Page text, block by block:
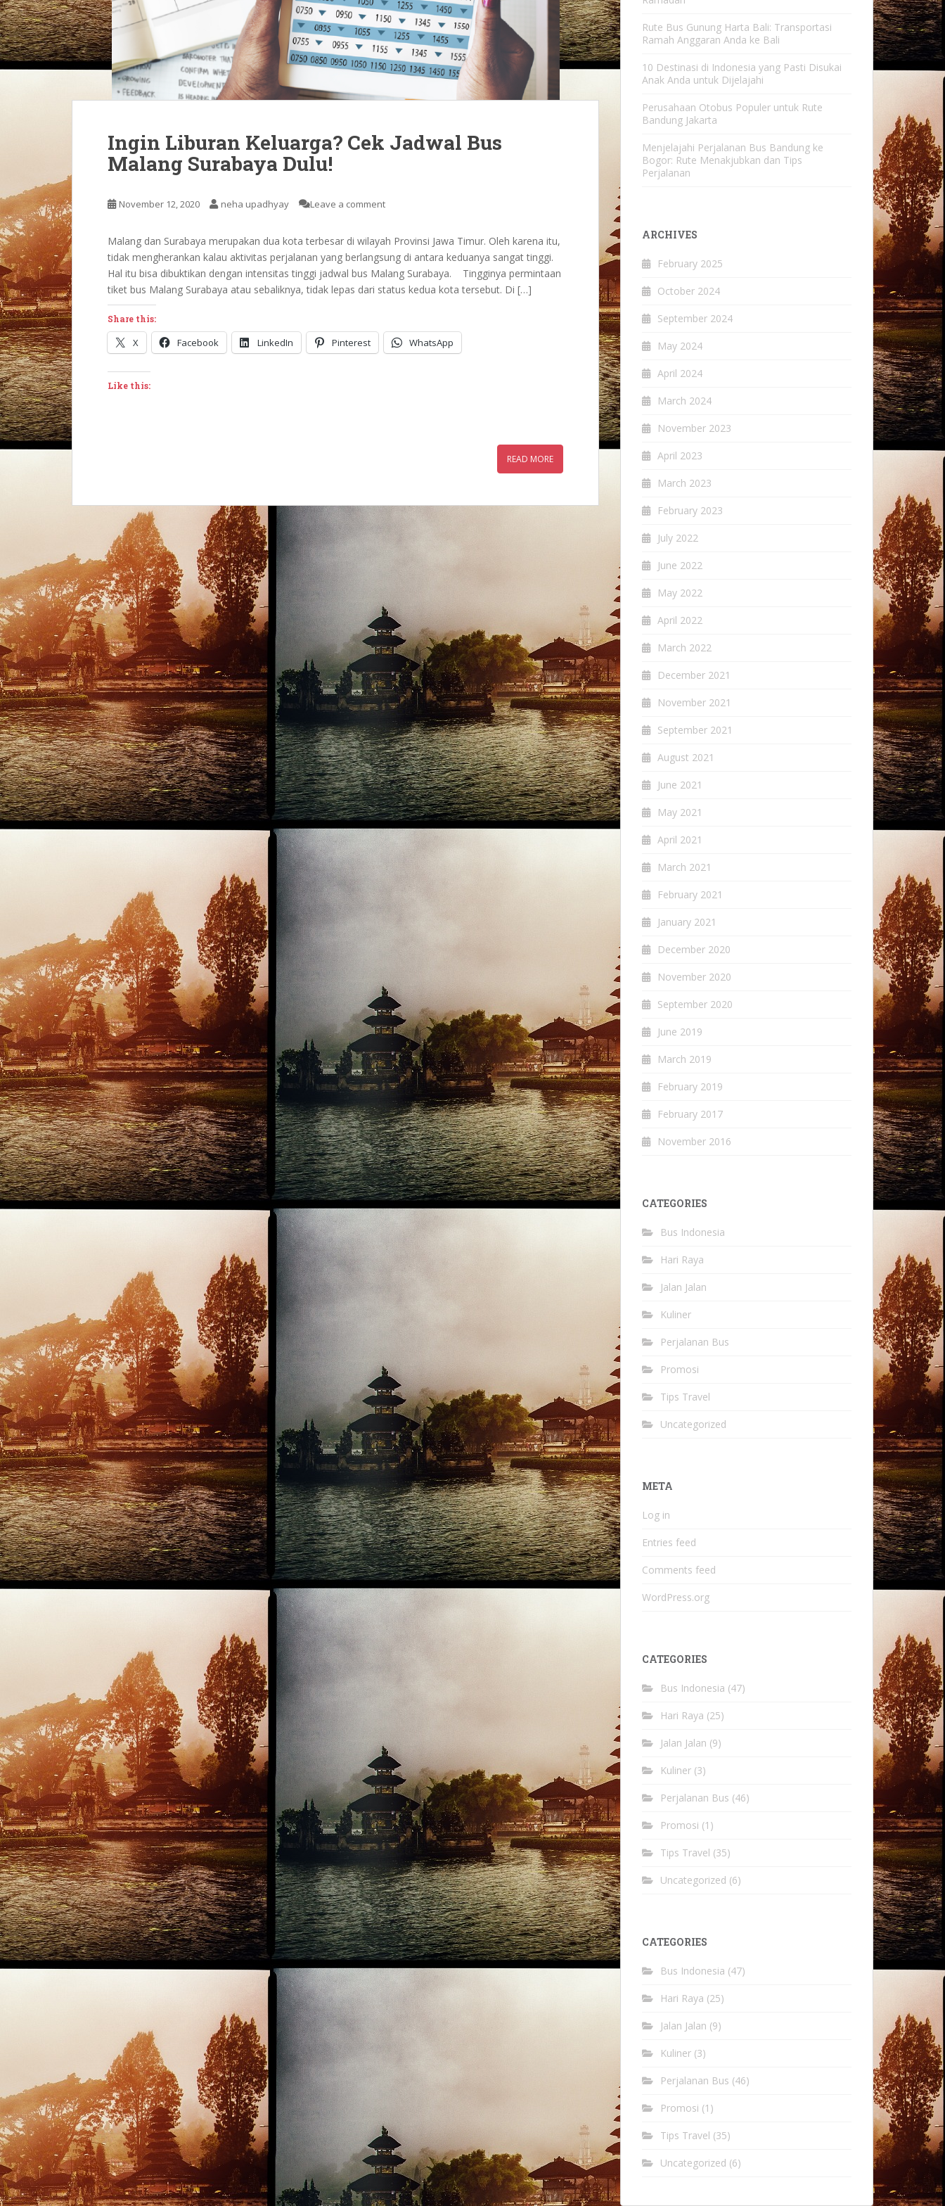
Ingin Liburan Keluarga? Cek Jadwal Bus
Malang Surabaya Dulu!
November 12, 2020 neha upadhyay Leave a comment
Malang dan Surabaya merupakan dua kota terbesar di wilayah Provinsi Jawa Timur. Oleh karena itu,
tidak mengherankan kalau aktivitas perjalanan yang berlangsung di antara keduanya sangat tinggi.
Hal itu bisa dibuktikan dengan intensitas tinggi jadwal bus Malang Surabaya. Tingginya permintaan
tiket bus Malang Surabaya atau sebaliknya, tidak lepas dari status kedua kota tersebut. Di […]
Share this:
X Facebook LinkedIn Pinterest WhatsApp
Like this:
READ MORE
Rute Bus Gunung Harta Bali: Transportasi
Ramah Anggaran Anda ke Bali
10 Destinasi di Indonesia yang Pasti Disukai
Anak Anda untuk Dijelajahi
Perusahaan Otobus Populer untuk Rute
Bandung Jakarta
Menjelajahi Perjalanan Bus Bandung ke
Bogor: Rute Menakjubkan dan Tips
Perjalanan
ARCHIVES
February 2025
October 2024
September 2024
May 2024
April 2024
March 2024
November 2023
April 2023
March 2023
February 2023
July 2022
June 2022
May 2022
April 2022
March 2022
December 2021
November 2021
September 2021
August 2021
June 2021
May 2021
April 2021
March 2021
February 2021
January 2021
December 2020
November 2020
September 2020
June 2019
March 2019
February 2019
February 2017
November 2016
CATEGORIES
Bus Indonesia
Hari Raya
Jalan Jalan
Kuliner
Perjalanan Bus
Promosi
Tips Travel
Uncategorized
META
Log in
Entries feed
Comments feed
WordPress.org
CATEGORIES
Bus Indonesia (47)
Hari Raya (25)
Jalan Jalan (9)
Kuliner (3)
Perjalanan Bus (46)
Promosi (1)
Tips Travel (35)
Uncategorized (6)
CATEGORIES
Bus Indonesia (47)
Hari Raya (25)
Jalan Jalan (9)
Kuliner (3)
Perjalanan Bus (46)
Promosi (1)
Tips Travel (35)
Uncategorized (6)